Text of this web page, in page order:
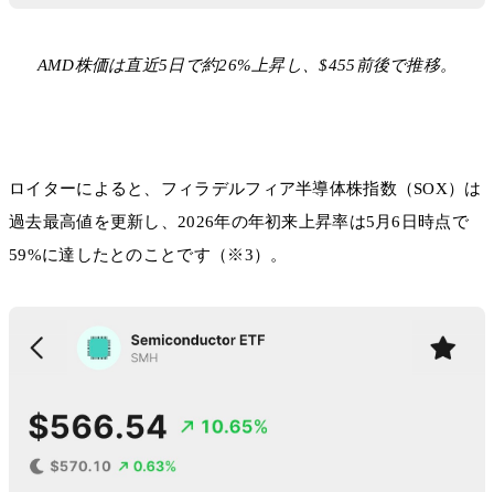
AMD株価は直近5日で約26%上昇し、$455前後で推移。
ロイターによると、フィラデルフィア半導体株指数（SOX）は
過去最高値を更新し、2026年の年初来上昇率は5月6日時点で
59%に達したとのことです（※3）。